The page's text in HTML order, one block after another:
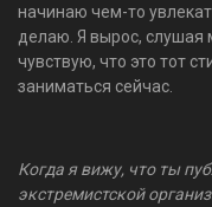
начинаю чем-то
делаю. Я вырос, слушая
чувствую, что это тот
заниматься сейчас.
Когда я вижу, что ты
экстремистской